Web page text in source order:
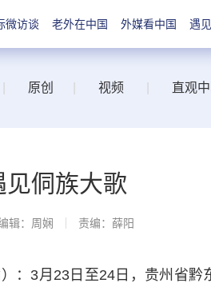
微访谈 老外在中国 外媒看中国 遇
原创 视频 直观中
侗族大歌
辑：周娴 责编：薛阳
3月23日至24日，贵州省黔